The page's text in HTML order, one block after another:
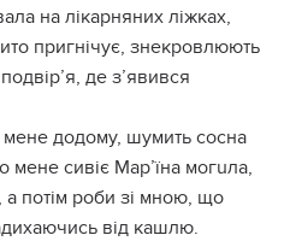
на лікарняних ліжках,
пригнічує, знекpовлюють
де з’явився
додому, шумить сосна
мене сивіє Мар’їна могuла,
потім роби зі мною, що
від кашлю.